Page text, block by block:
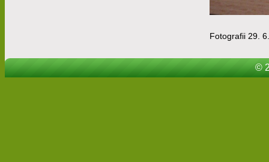
Fotografii 29.
©